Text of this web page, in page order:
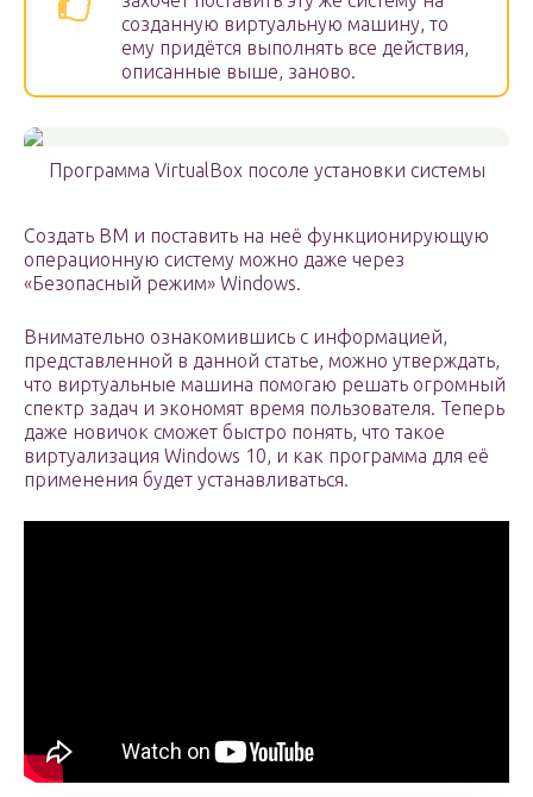
созданную виртуальную машину, то
ему придётся выполнять все действия,
описанные выше, заново.
Программа VirtualBox посоле установки системы
Создать ВМ и поставить на неё функционирующую
операционную систему можно даже через
«Безопасный режим» Windows.
Внимательно ознакомившись с информацией,
представленной в данной статье, можно утверждать,
что виртуальные машина помогаю решать огромный
спектр задач и экономят время пользователя. Теперь
даже новичок сможет быстро понять, что такое
виртуализация Windows 10, и как программа для её
применения будет устанавливаться.